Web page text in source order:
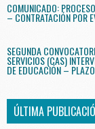
COMUNICADO:
– CONTRATACIÓN POR
SEGUNDA
SERVICIOS (CAS)
DE EDUCACIÓN –
ÚLTIMA